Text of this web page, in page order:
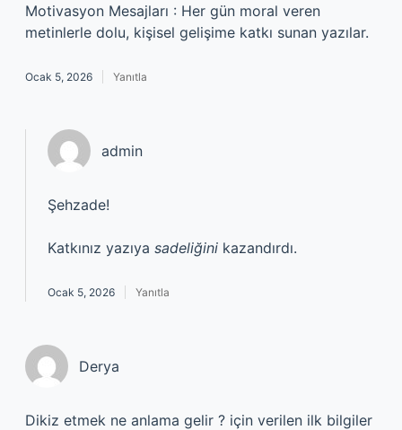
Motivasyon Mesajları : Her gün moral veren
metinlerle dolu, kişisel gelişime katkı sunan yazılar.
Ocak 5, 2026 Yanıtla
admin
Şehzade!
Katkınız yazıya sadeliğini kazandırdı.
Ocak 5, 2026 Yanıtla
Derya
Dikiz etmek ne anlama gelir ? için verilen ilk bilgiler